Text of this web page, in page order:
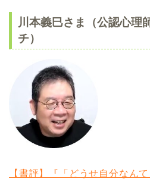
川本義巳さま（公認心理
チ）
【書評】『「どうせ自分なん